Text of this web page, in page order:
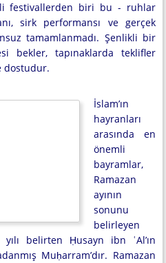
festivallerden biri bu - ruhlar
sirk performansı ve gerçek
tamamlanmadı. Şenlikli bir
bekler, tapınaklarda teklifler
dostudur.
İslam’ın
hayranları
arasında en
önemli
bayramlar,
Ramazan
ayının
sonunu
belirleyen
belirten Ḥusayn ibn ʿAl’ın
Muḥarram’dır. Ramazan